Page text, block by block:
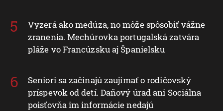
Vyzerá ako medúza, no môže spôsobiť vážne
zranenia. Mechúrovka portugalská zatvára
pláže vo Francúzsku aj Španielsku
Seniori sa začínajú zaujímať o rodičovský
príspevok od detí. Daňový úrad ani Sociálna
poisťovňa im informácie nedajú